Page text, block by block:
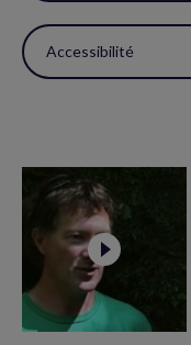
Accessibilité